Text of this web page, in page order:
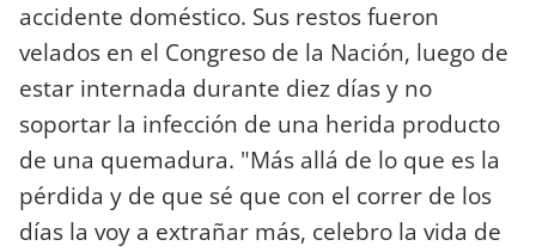
accidente doméstico. Sus restos fueron
velados en el Congreso de la Nación, luego de
estar internada durante diez días y no
soportar la infección de una herida producto
de una quemadura. "Más allá de lo que es la
pérdida y de que sé que con el correr de los
días la voy a extrañar más, celebro la vida de